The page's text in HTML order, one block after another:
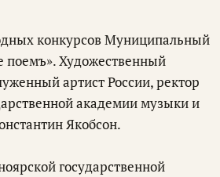
конкурсов Муниципальный
поемъ». Художественный
артист России, ректор
академии музыки и
Якобсон.
государственной